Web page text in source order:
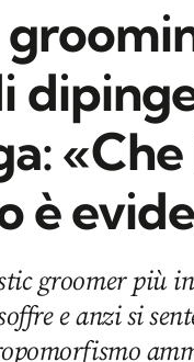
è
groomer più
e anzi si